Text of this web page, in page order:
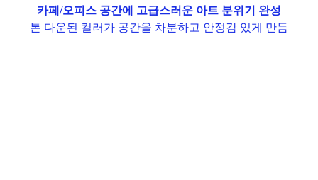
카페/오피스 공간에 고급스러운 아트 분위기 완성
톤 다운된 컬러가 공간을 차분하고 안정감 있게 만듬